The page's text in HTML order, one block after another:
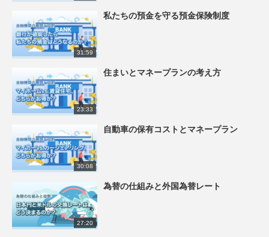
31:59
私たちの預金を守る預金保険制度
23:33
住まいとマネープランの考え方
30:08
自動車の保有コストとマネープラン
27:20
為替の仕組みと外国為替レート